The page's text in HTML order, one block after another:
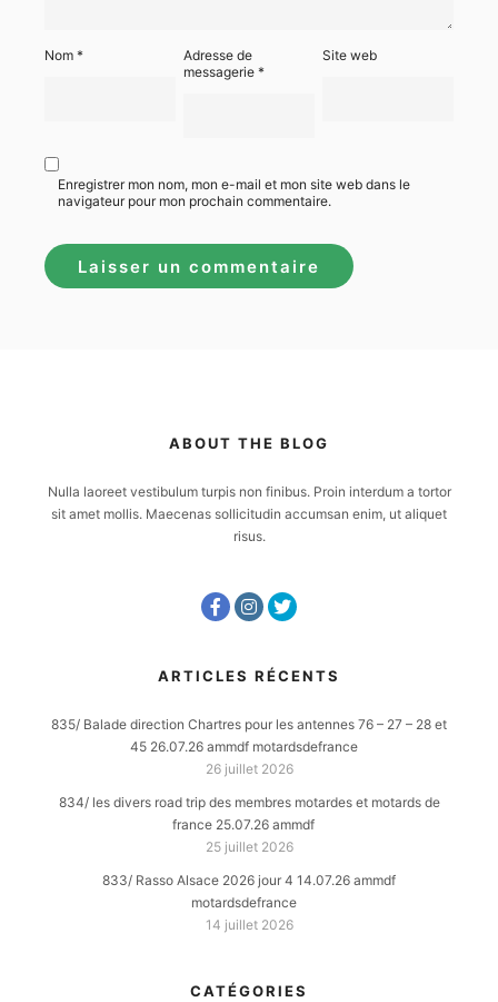
Nom *
Adresse de
messagerie*
Site web
Enregistrer mon nom, mon e-mail et mon site web dans le
navigateur pour mon prochain commentaire.
ABOUT THE BLOG
Nulla laoreet vestibulum turpis non finibus. Proin interdum a tortor
sit amet mollis. Maecenas sollicitudin accumsan enim, ut aliquet
risus.
ARTICLES RÉCENTS
835/ Balade direction Chartres pour les antennes 76 – 27 – 28 et
45 26.07.26 ammdf motardsdefrance
26 juillet 2026
834/ les divers road trip des membres motardes et motards de
france 25.07.26 ammdf
25 juillet 2026
833/ Rasso Alsace 2026 jour 4 14.07.26 ammdf
motardsdefrance
14 juillet 2026
CATÉGORIES